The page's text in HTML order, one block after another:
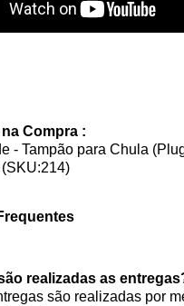
Compra :
- Tampão para Chula
(SKU:214)
realizadas as
são realizadas por